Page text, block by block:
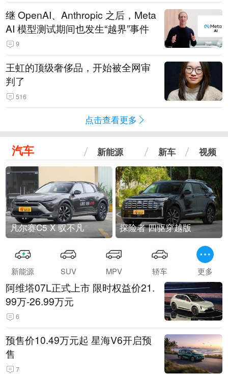
继 OpenAI、Anthropic 之后，Meta
AI 模型测试期间也发生“越界”事件
9
王虹的顶级奢侈品，开始被全网审
判了
516
点击查看更多
汽车 新能源 新车 视频
凡尔赛C5 X 驭不凡 探险者 四驱穿越版
新能源 SUV MPV 轿车 更多
阿维塔07L正式上市 限时权益价21.
99万-26.99万元
6
预售价10.49万元起 星海V6开启预
售
7